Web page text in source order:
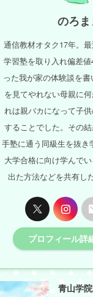
のろま
通信教材オタク17年。
学習塾を取り入れ偏差
った我が家の体験談を
を見てやれない母親に
れは親バカになって子
することでした。その
手塾に通う同級生を抜き
大学合格に向け学んで
出た方法などを共有し
プロフィール詳
青山学